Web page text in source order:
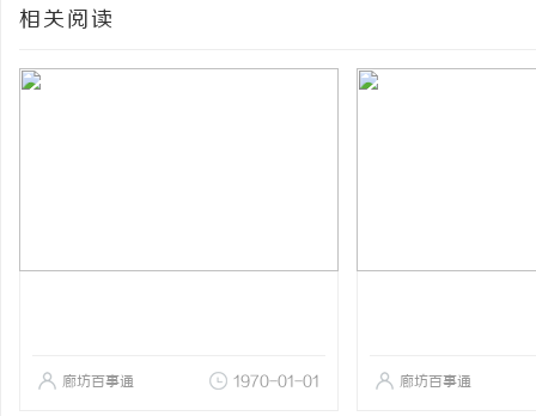
相关阅读
廊坊百事通 1970-01-01 廊坊百事通